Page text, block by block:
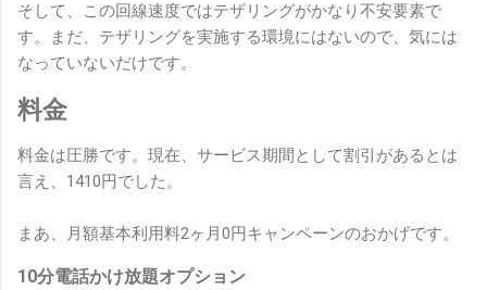
そして、この回線速度ではテザリングがかなり不安要素で
す。まだ、テザリングを実施する環境にはないので、気には
なっていないだけです。
料金
料金は圧勝です。現在、サービス期間として割引があるとは
言え、1410円でした。
まあ、月額基本利用料2ヶ月0円キャンペーンのおかげです。
10分電話かけ放題オプション